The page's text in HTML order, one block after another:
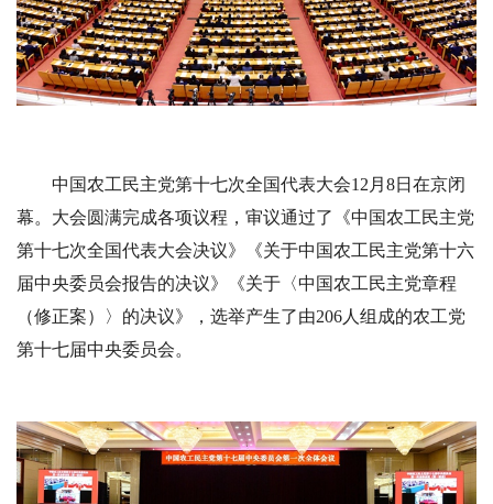
中国农工民主党第十七次全国代表大会12月8日在京闭
幕。大会圆满完成各项议程，审议通过了《中国农工民主党
第十七次全国代表大会决议》《关于中国农工民主党第十六
届中央委员会报告的决议》《关于〈中国农工民主党章程
（修正案）〉的决议》，选举产生了由206人组成的农工党
第十七届中央委员会。